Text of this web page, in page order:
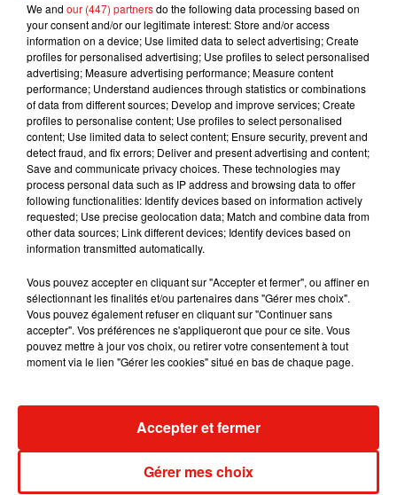
7 août 2026
Julien Lieb s’essaye à la vie de chatelain
dans son nouveau clip
7 août 2026
Madonna sort enfin le remix de « Love
Sensation » avec Kylie Minogue
7 août 2026
Tayc et Didi B dévoilent le single le plus
dansant de l’année
7 août 2026
We and our (447) partnersdo the following data processing based on
your consent and/or our legitimate interest: Store and/or access
information on a device; Use limited data to select advertising; Create
profiles for personalised advertising; Use profiles to select personalised
advertising; Measure advertising performance; Measure content
performance; Understand audiences through statistics or combinations
of data from different sources; Develop and improve services; Create
profiles to personalise content; Use profiles to select personalised
content; Use limited data to select content; Ensure security, prevent and
detect fraud, and fix errors; Deliver and present advertising and content;
Save and communicate privacy choices. These technologies may
process personal data such as IP address and browsing data to offer
following functionalities: Identify devices based on information actively
requested; Use precise geolocation data; Match and combine data from
other data sources; Link different devices; Identify devices based on
information transmitted automatically.
Vous pouvez accepter en cliquant sur "Accepter et fermer", ou affiner en
sélectionnant les finalités et/ou partenaires dans "Gérer mes choix".
Vous pouvez également refuser en cliquant sur "Continuer sans
accepter". Vos préférences ne s'appliqueront que pour ce site. Vous
pouvez mettre à jour vos choix, ou retirer votre consentement à tout
moment via le lien "Gérer les cookies" situé en bas de chaque page.
Gérer mes choix
Accepter et fermer